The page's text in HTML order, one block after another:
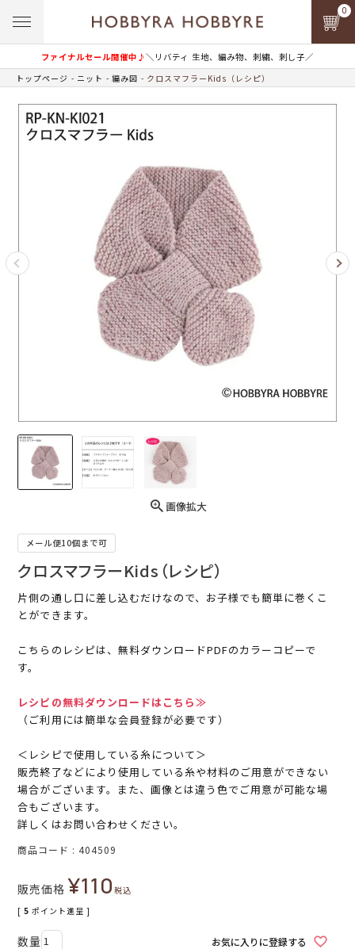
ファイナルセール開催中♪＼リバティ 生地、編み物、刺繍、刺し子／
0
トップページ ニット 編み図 クロスマフラーKids（レシピ）
画像拡大
メール便10個まで可
クロスマフラーKids（レシピ）
片側の通し口に差し込むだけなので、お子様でも簡単に巻くこ
とができます。
こちらのレシピは、無料ダウンロードPDFのカラーコピーで
す。
レシピの無料ダウンロードはこちら≫
（ご利用には簡単な会員登録が必要です）
＜レシピで使用している糸について＞
販売終了などにより使用している糸や材料のご用意ができない
場合がございます。また、画像とは違う色でご用意が可能な場
合もございます。
詳しくはお問い合わせください。
商品コード 404509
販売価格 ¥110税込
[ 5 ポイント進呈 ]
お気に入りに登録する